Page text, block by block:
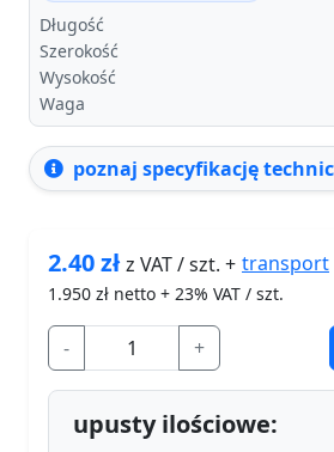
Długość
Szerokość
Wysokość
Waga
poznaj specyfikację
2.40złz VAT / szt. + transport
1.950 zł netto + 23% VAT / szt.
- +
upusty ilościowe: